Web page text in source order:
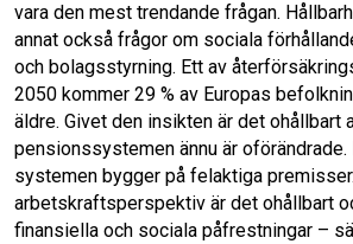
vara den mest trendande frågan.
annat också frågor om sociala
och bolagsstyrning. Ett av
2050 kommer 29 % av Europas
äldre. Givet den insikten är det ohållbart
pensionssystemen ännu är oförändrade.
systemen bygger på felaktiga
arbetskraftsperspektiv är det ohållbart
finansiella och sociala påfrestningar –